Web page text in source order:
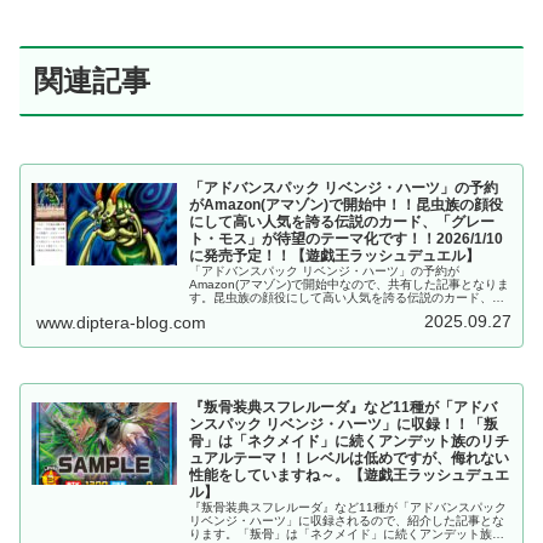
関連記事
「アドバンスパック リベンジ・ハーツ」の予約
がAmazon(アマゾン)で開始中！！昆虫族の顔役
にして高い人気を誇る伝説のカード、「グレー
ト・モス」が待望のテーマ化です！！2026/1/10
に発売予定！！【遊戯王ラッシュデュエル】
「アドバンスパック リベンジ・ハーツ」の予約が
Amazon(アマゾン)で開始中なので、共有した記事となりま
す。昆虫族の顔役にして高い人気を誇る伝説のカード、
に発売予定！！【遊戯王ラッシュデュエル】
www.diptera-blog.com 2025.09.27
『叛骨装典スフレルーダ』など11種が「アドバ
ンスパック リベンジ・ハーツ」に収録！！「叛
骨」は「ネクメイド」に続くアンデット族のリチ
ュアルテーマ！！レベルは低めですが、侮れない
性能をしていますね～。【遊戯王ラッシュデュエ
ル】
『叛骨装典スフレルーダ』など11種が「アドバンスパック
リベンジ・ハーツ」に収録されるので、紹介した記事とな
ります。「叛骨」は「ネクメイド」に続くアンデット族の